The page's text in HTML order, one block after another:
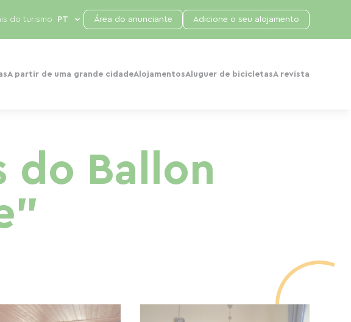
A partir de uma grande cidadeAlojamentosAluguer de bicicletasA revista
do turismo Área do anunciante Adicione o seu alojamento
do Ballon